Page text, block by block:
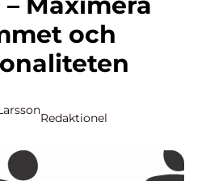
och
Redaktionel